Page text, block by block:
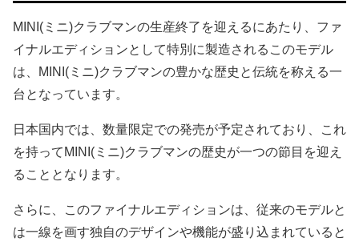
MINI(ミニ)クラブマンの生産終了を迎えるにあたり、ファ
イナルエディションとして特別に製造されるこのモデル
は、MINI(ミニ)クラブマンの豊かな歴史と伝統を称える一
台となっています。
日本国内では、数量限定での発売が予定されており、これ
を持ってMINI(ミニ)クラブマンの歴史が一つの節目を迎え
ることとなります。
さらに、このファイナルエディションは、従来のモデルと
は一線を画す独自のデザインや機能が盛り込まれていると